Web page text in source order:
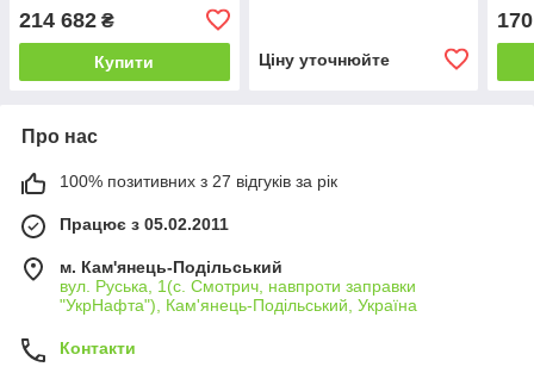
214 682 ₴
Купити
Ціну уточнюйте
Про нас
100% позитивних з 27 відгуків за рік
Працює з 05.02.2011
м. Кам'янець-Подільський
вул. Руська, 1(с. Смотрич, навпроти заправки
"УкрНафта"), Кам'янець-Подільський, Україна
Контакти